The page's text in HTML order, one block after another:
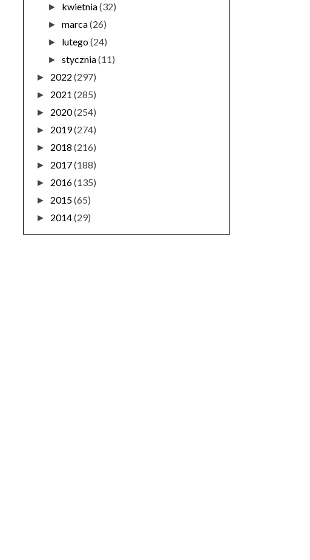
► kwietnia(32)
►marca(26)
► lutego(24)
►stycznia(11)
► 2022 (297)
► 2021 (285)
► 2020(254)
► 2019(274)
► 2018 (216)
► 2017(188)
► 2016(135)
► 2015(65)
► 2014(29)